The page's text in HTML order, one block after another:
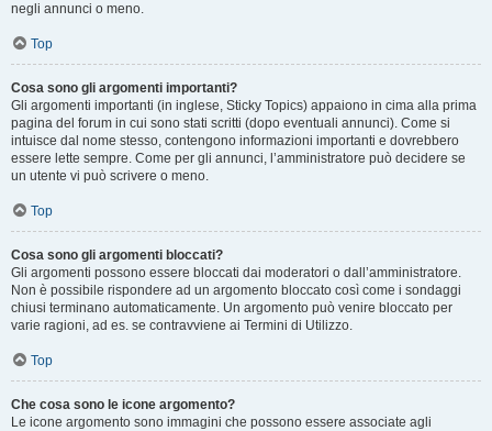
negli annunci o meno.
Top
Cosa sono gli argomenti importanti?
Gli argomenti importanti (in inglese, Sticky Topics) appaiono in cima alla prima
pagina del forum in cui sono stati scritti (dopo eventuali annunci). Come si
intuisce dal nome stesso, contengono informazioni importanti e dovrebbero
essere lette sempre. Come per gli annunci, l’amministratore può decidere se
un utente vi può scrivere o meno.
Top
Cosa sono gli argomenti bloccati?
Gli argomenti possono essere bloccati dai moderatori o dall’amministratore.
Non è possibile rispondere ad un argomento bloccato così come i sondaggi
chiusi terminano automaticamente. Un argomento può venire bloccato per
varie ragioni, ad es. se contravviene ai Termini di Utilizzo.
Top
Che cosa sono le icone argomento?
Le icone argomento sono immagini che possono essere associate agli